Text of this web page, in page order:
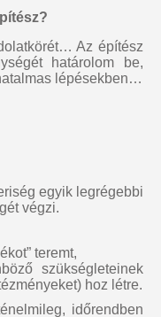
Az építész
határolom be,
lépésekben…
egyik legrégebbi
végzi.
teremt,
szükségleteinek
hoz létre.
időrendben